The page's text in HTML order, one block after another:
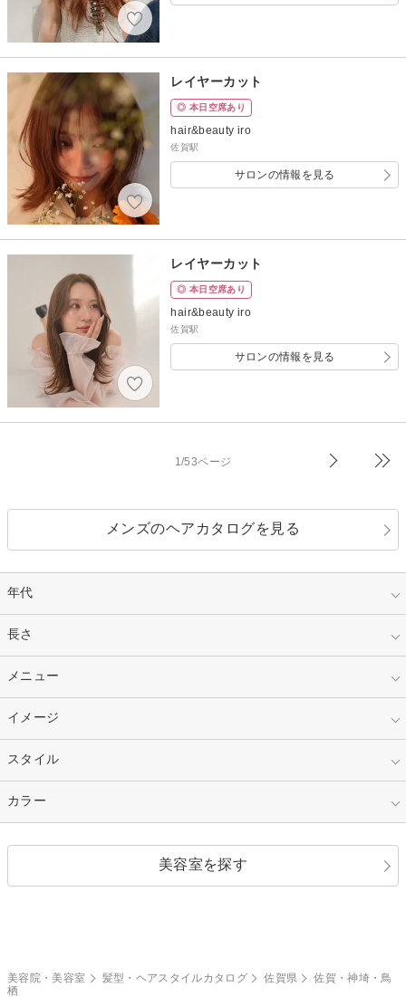
レイヤーカット
◎ 本日空席あり
hair&beauty iro
佐賀駅
サロンの情報を見る
レイヤーカット
◎ 本日空席あり
hair&beauty iro
佐賀駅
サロンの情報を見る
1/53ページ
メンズのヘアカタログを見る
年代
指定なし
10代
30代
長さ
指定なし
ショート
セミロング
メニュー
指定なし
カラー
縮毛矯正
イメージ
指定なし
キュート
ストリート
スタイル
指定なし
ポニーテール
カラー
美容室を探す
美容院・美容室 髪型・ヘアスタイルカタログ 佐賀県
佐賀・神埼・鳥
栖